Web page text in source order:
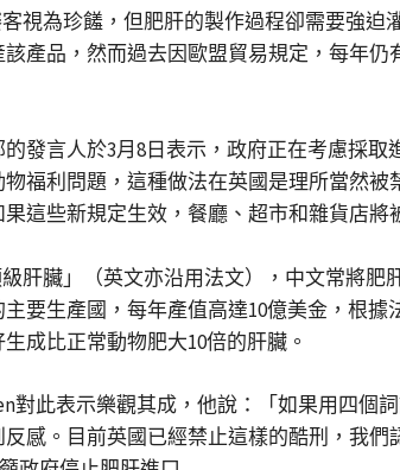
視為珍饈，但肥肝的製作過程卻需要強
產品，然而過去因歐盟貿易規定，每年
發言人於3月8日表示，政府正在考慮採
福利問題，這種做法在英國是理所當然
這些新規定生效，餐廳、超市和雜貨店將
肝臟」（英文亦沿用法文），中文常將
要生產國，每年產值高達10億美金，根
成比正常動物肥大10倍的肝臟。
對此表示樂觀其成，他說：「如果用四
感。目前英國已經禁止這樣的酷刑，我